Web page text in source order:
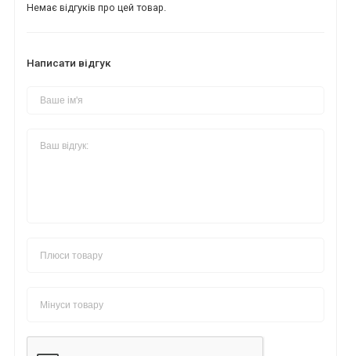
Немає відгуків про цей товар.
Написати відгук